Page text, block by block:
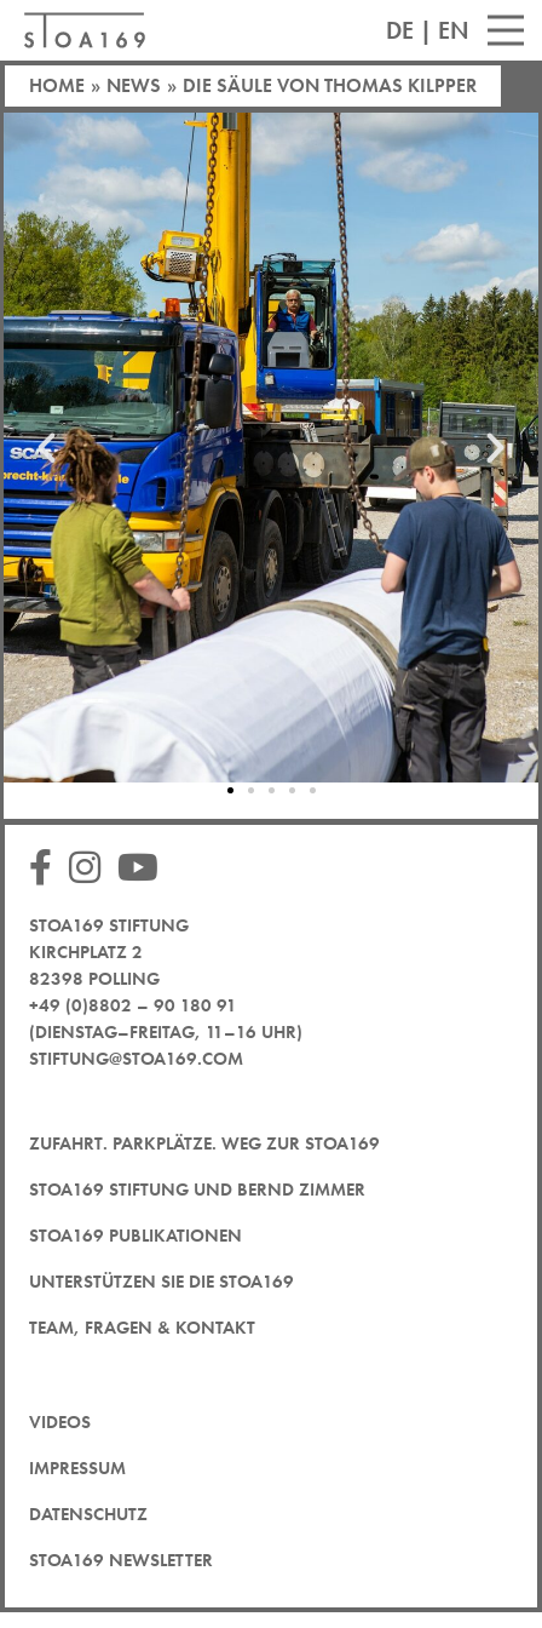
DE | EN
HOME » NEWS » DIE SÄULE VON THOMAS KILPPER
STOA169 STIFTUNG
KIRCHPLATZ 2
82398 POLLING
+49 (0)8802 – 90 180 91
(DIENSTAG–FREITAG, 11–16 UHR)
STIFTUNG@STOA169.COM
ZUFAHRT. PARKPLÄTZE. WEG ZUR STOA169
STOA169 STIFTUNG UND BERND ZIMMER
STOA169 PUBLIKATIONEN
UNTERSTÜTZEN SIE DIE STOA169
TEAM, FRAGEN & KONTAKT
VIDEOS
IMPRESSUM
DATENSCHUTZ
STOA169 NEWSLETTER